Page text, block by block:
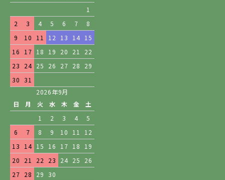
1
2
3 4 5 6 7
8
9
10 11 12 13 14 15
16
17 18 19 20 21
22
23
24 25 26 27 28
29
30
31
2026年9月
日
月 火 水 木 金
土
1
2 3 4
5
6
7 8 9 10 11
12
13
14 15 16 17 18
19
20
21 22 23 24 25
26
27 28 29 30